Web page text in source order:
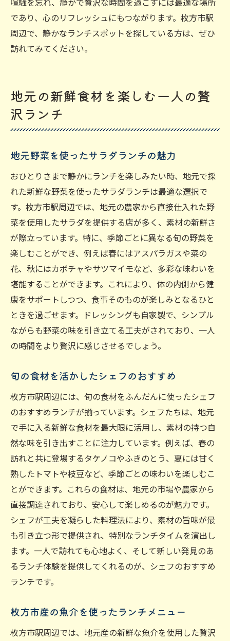
であり、心のリフレッシュにもつながります。枚方市駅
周辺で、静かなランチスポットを探している方は、ぜひ
訪れてみてください。
地元の新鮮食材を楽しむ一人の贅
沢ランチ
地元野菜を使ったサラダランチの魅力
おひとりさまで静かにランチを楽しみたい時、地元で採
れた新鮮な野菜を使ったサラダランチは最適な選択で
す。枚方市駅周辺では、地元の農家から直接仕入れた野
菜を使用したサラダを提供する店が多く、素材の新鮮さ
が際立っています。特に、季節ごとに異なる旬の野菜を
楽しむことができ、例えば春にはアスパラガスや菜の
花、秋にはカボチャやサツマイモなど、多彩な味わいを
堪能することができます。これにより、体の内側から健
康をサポートしつつ、食事そのものが楽しみとなるひと
ときを過ごせます。ドレッシングも自家製で、シンプル
ながらも野菜の味を引き立てる工夫がされており、一人
の時間をより贅沢に感じさせるでしょう。
旬の食材を活かしたシェフのおすすめ
枚方市駅周辺には、旬の食材をふんだんに使ったシェフ
のおすすめランチが揃っています。シェフたちは、地元
で手に入る新鮮な食材を最大限に活用し、素材の持つ自
然な味を引き出すことに注力しています。例えば、春の
訪れと共に登場するタケノコやふきのとう、夏には甘く
熟したトマトや枝豆など、季節ごとの味わいを楽しむこ
とができます。これらの食材は、地元の市場や農家から
直接調達されており、安心して楽しめるのが魅力です。
シェフが工夫を凝らした料理法により、素材の旨味が最
も引き立つ形で提供され、特別なランチタイムを演出し
ます。一人で訪れても心地よく、そして新しい発見のあ
るランチ体験を提供してくれるのが、シェフのおすすめ
ランチです。
枚方市産の魚介を使ったランチメニュー
枚方市駅周辺では、地元産の新鮮な魚介を使用した贅沢